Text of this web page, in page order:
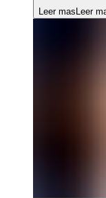
Leer mas Leer